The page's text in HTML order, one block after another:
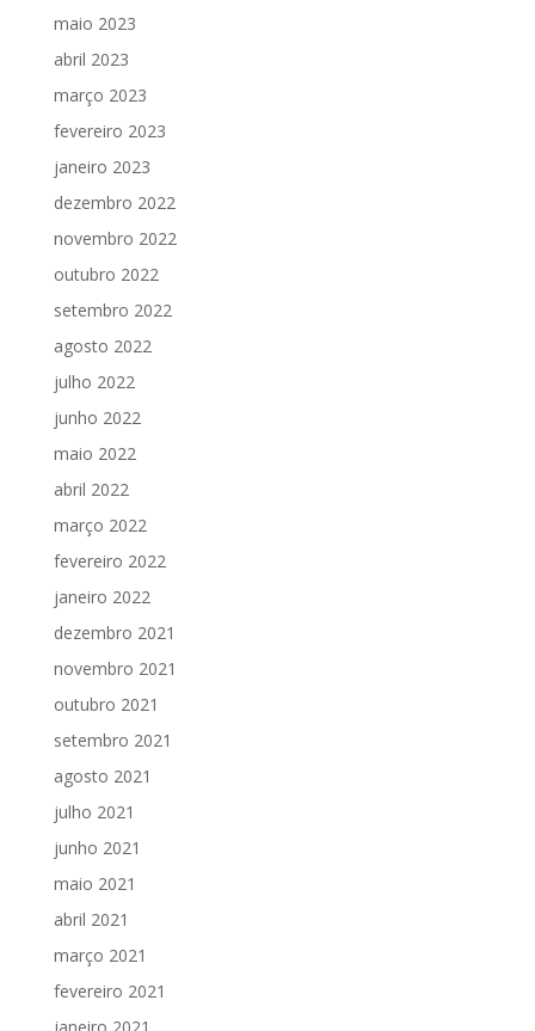
maio 2023
abril 2023
março 2023
fevereiro 2023
janeiro 2023
dezembro 2022
novembro 2022
outubro 2022
setembro 2022
agosto 2022
julho 2022
junho 2022
maio 2022
abril 2022
março 2022
fevereiro 2022
janeiro 2022
dezembro 2021
novembro 2021
outubro 2021
setembro 2021
agosto 2021
julho 2021
junho 2021
maio 2021
abril 2021
março 2021
fevereiro 2021